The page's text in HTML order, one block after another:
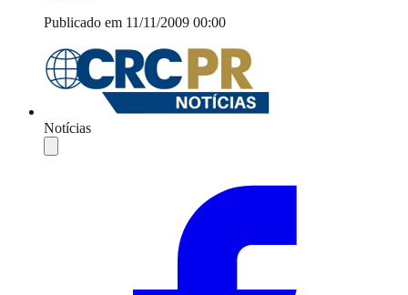
Publicado em 11/11/2009 00:00
Notícias
Compartilhar